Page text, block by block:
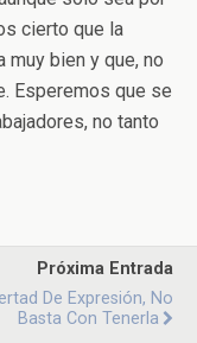
cierto que la
muy bien y que, no
Esperemos que se
no tanto
Próxima Entrada
De Expresión, No
Basta Con Tenerla